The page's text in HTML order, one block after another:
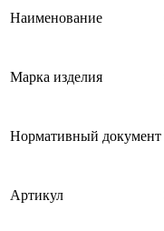
Наименование
Марка изделия
Нормативный документ
Артикул